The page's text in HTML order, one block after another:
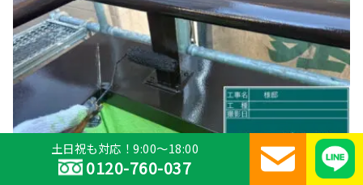
土日祝も対応！9:00～18:00
0120-760-037